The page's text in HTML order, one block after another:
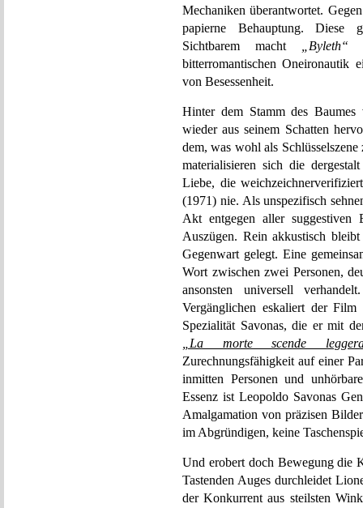
Mechaniken überantwortet.
papierne Behauptung. Diese
Sichtbarem macht
„Byleth“
bitterromantischen Oneironautik
von Besessenheit.
Hinter dem Stamm des
wieder aus seinem Schatten
dem, was wohl als
materialisieren sich die
Liebe, die
(1971) nie. Als unspezifisch
Akt entgegen aller suggestiven
Auszügen. Rein akkustisch
Gegenwart gelegt. Eine
Wort zwischen zwei Personen,
ansonsten universell
Vergänglichen eskaliert der
Spezialität Savonas, die er mit
„La morte scende
Zurechnungsfähigkeit auf einer
inmitten Personen und
Essenz ist Leopoldo Savonas
Amalgamation von präzisen
im Abgründigen, keine
Und erobert doch Bewegung die
Tastenden Auges durchleidet
der Konkurrent aus steilsten